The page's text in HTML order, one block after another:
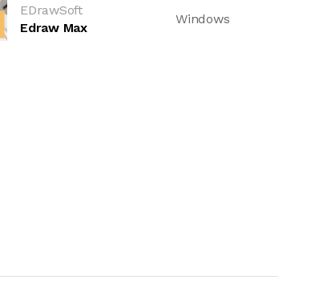
EDrawSoft
Edraw Max
Windows